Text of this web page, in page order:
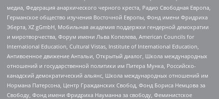
медиа, Федерация анархического черного креста, Радио Свободная Европа,
Германское общество изучения Восточной Европы, Фонд имени Фридриха
Эберта, XZ gGmbH, Мобильная академия поддержки гендерной демократии
и миротворчества, Форум имени Льва Копелева, American Councils for
International Education, Cultural Vistas, Institute of International Education,
Антивоенное движение Антальи, Открытый диалог, Школа международных
отношений и государственной политики им Питера Мунка, Российско-
канадский демократический альянс, Школа международных отношений им
Нормана Патерсона, Центр Гражданских Свобод, Фонд Бориса Немцова за
Свободу, Фонд имени Фридриха Науманна за свободу, Феминистское